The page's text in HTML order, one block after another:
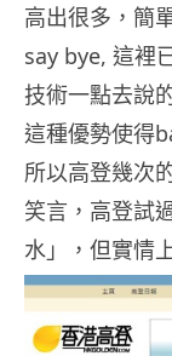
高出很多，簡
say bye, 這裡
技術一點去說
這種優勢使得
所以高登幾次
笑言，高登試
水」，但實情